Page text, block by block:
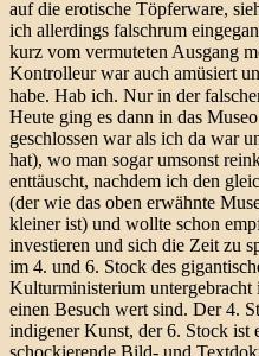
auf die erotische Töpferware,
ich allerdings falschrum
kurz vom vermuteten Ausgang
Kontrolleur war auch amüsiert
habe. Hab ich. Nur in der
Heute ging es dann in das
geschlossen war als ich da war
hat), wo man sogar umsonst
enttäuscht, nachdem ich den
(der wie das oben erwähnte
kleiner ist) und wollte schon
investieren und sich die Zeit zu
im 4. und 6. Stock des
Kulturministerium untergebracht
einen Besuch wert sind. Der 4.
indigener Kunst, der 6. Stock ist
schockierende Bild- und